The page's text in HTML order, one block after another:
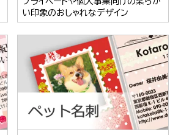
い印象のおしゃれなデザイン